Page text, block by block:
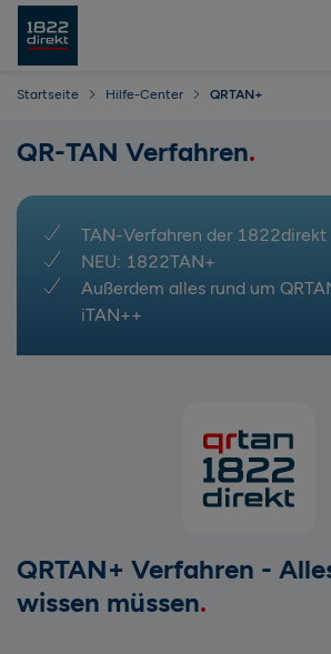
Startseite Hilfe-Center QRTAN+
QR-TAN Verfahren
TAN-Verfahren der 1822direkt
NEU: 1822TAN+
Außerdem alles rund um
iTAN++
QRTAN+ Verfahren -
wissen müssen